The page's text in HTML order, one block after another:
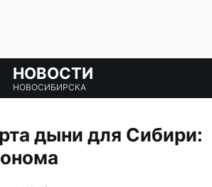
НОВОСТИ
НОВОСИБИРСКА
дыни для Сибири: